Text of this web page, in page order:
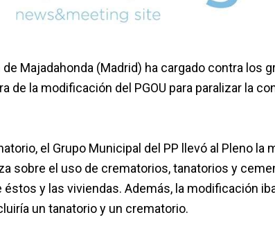
Majadahonda (Madrid) ha cargado contra los
de la modificación del PGOU para paralizar la
el Grupo Municipal del PP llevó al Pleno la
sobre el uso de crematorios, tanatorios y
y las viviendas. Además, la modificación
un tanatorio y un crematorio.